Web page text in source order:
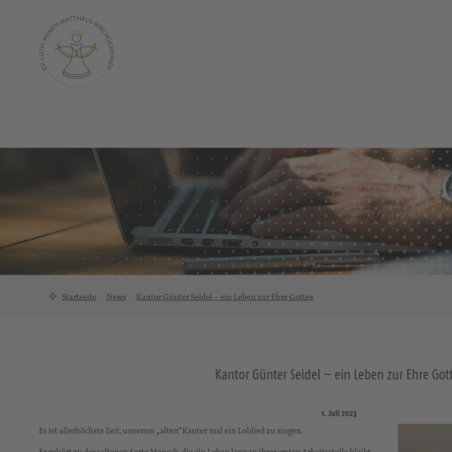
Startseite News Kantor Günter Seidel – ein Leben zur Ehre Gottes
Kantor Günter Seidel – ein Leben zur Ehre
1. Juli 2023
Es ist allerhöchste Zeit, unserem „alten“ Kantor mal ein Loblied zu singen.